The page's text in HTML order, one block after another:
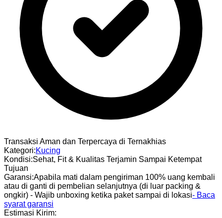
Transaksi Aman dan Terpercaya di Ternakhias
Kategori:Kucing
Kondisi:Sehat, Fit & Kualitas Terjamin Sampai Ketempat
Tujuan
Garansi:Apabila mati dalam pengiriman 100% uang kembali
atau di ganti di pembelian selanjutnya (di luar packing &
ongkir) - Wajib unboxing ketika paket sampai di lokasi- Baca
syarat garansi
Estimasi Kirim: